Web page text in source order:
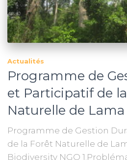
Actualités
Programme de
et Participatif de
Naturelle de
Programme de Gestion
de la Forêt Naturelle de
Biodiversity NGO